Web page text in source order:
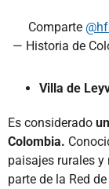
Comparte
— Historia de
Villa de
Es considerado
Colombia.
paisajes rurales
parte de la Red